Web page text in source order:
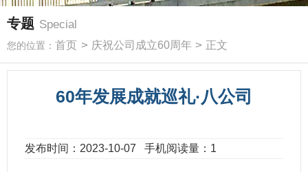
专题 Special
您的位置： 首页 > 庆祝公司成立60周年 > 正文
60年发展成就巡礼·八公司
发布时间：2023-10-07 手机阅读量：1